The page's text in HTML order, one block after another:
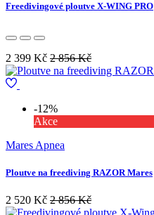
Freedivingové ploutve X-WING PRO
2 399 Kč 2 856 Kč
-12%
Akce
Mares Apnea
Ploutve na freediving RAZOR Mares
2 520 Kč 2 856 Kč